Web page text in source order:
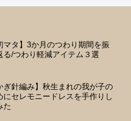
マタ】3か月のつわり期間を振
る/つわり軽減アイテム３選
ぎ針編み】秋生まれの我が子の
にセレモニードレスを手作りし
た